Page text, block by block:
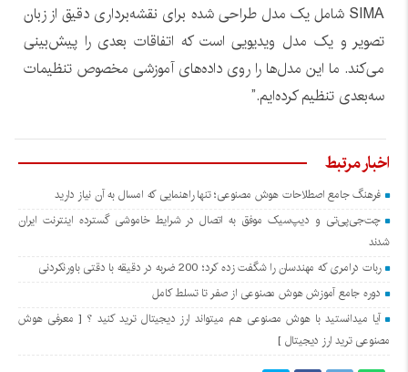
SIMA شامل یک مدل طراحی شده برای نقشه‌برداری دقیق از زبان
تصویر و یک مدل ویدیویی است که اتفاقات بعدی را پیش‌بینی
می‌کند. ما این مدل‌ها را روی داده‌های آموزشی مخصوص تنظیمات
سه‌بعدی تنظیم کرده‌ایم.”
اخبار مرتبط
فرهنگ جامع اصطلاحات هوش مصنوعی؛ تنها راهنمایی که امسال به آن نیاز دارید
چت‌جی‌پی‌تی و دیپ‌سیک موفق به اتصال در شرایط خاموشی گسترده اینترنت ایران
شدند
ربات درامری که مهندسان را شگفت زده کرد؛ 200 ضربه در دقیقه با دقتی باورنکردنی
دوره جامع آموزش هوش مصنوعی از صفر تا تسلط کامل
آیا میدانستید با هوش مصنوعی هم میتواند ارز دیجیتال ترید کنید ؟ [ معرفی هوش
مصنوعی ترید ارز دیجیتال ]